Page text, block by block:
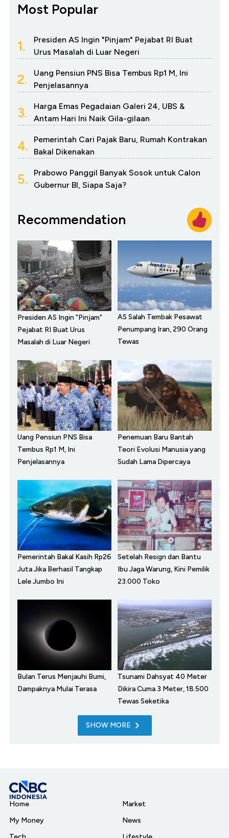
Most Popular
1.
Presiden AS Ingin "Pinjam" Pejabat RI Buat
Urus Masalah di Luar Negeri
2.
Uang Pensiun PNS Bisa Tembus Rp1 M, Ini
Penjelasannya
3.
Harga Emas Pegadaian Galeri 24, UBS &
Antam Hari Ini Naik Gila-gilaan
4.
Pemerintah Cari Pajak Baru, Rumah Kontrakan
Bakal Dikenakan
5.
Prabowo Panggil Banyak Sosok untuk Calon
Gubernur BI, Siapa Saja?
Recommendation
Presiden AS Ingin "Pinjam"
Pejabat RI Buat Urus
Masalah di Luar Negeri
AS Salah Tembak Pesawat
Penumpang Iran, 290 Orang
Tewas
Uang Pensiun PNS Bisa
Tembus Rp1 M, Ini
Penjelasannya
Penemuan Baru Bantah
Teori Evolusi Manusia yang
Sudah Lama Dipercaya
Pemerintah Bakal Kasih Rp26
Juta Jika Berhasil Tangkap
Lele Jumbo Ini
Setelah Resign dan Bantu
Ibu Jaga Warung, Kini Pemilik
23.000 Toko
Bulan Terus Menjauhi Bumi,
Dampaknya Mulai Terasa
Tsunami Dahsyat 40 Meter
Dikira Cuma 3 Meter, 18.500
Tewas Seketika
SHOW MORE
Home
My Money
Market
News